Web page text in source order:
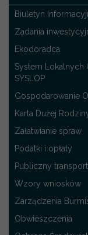
Biuletyn
Zadania
Ekodoradca
System Lokalnych
SYSLOP
Gospodarowanie
Karta Dużej
Załatwianie spraw
Podatki i opłaty
Publiczny
Wzory wniosków
Zarządzenia
Obwieszczenia